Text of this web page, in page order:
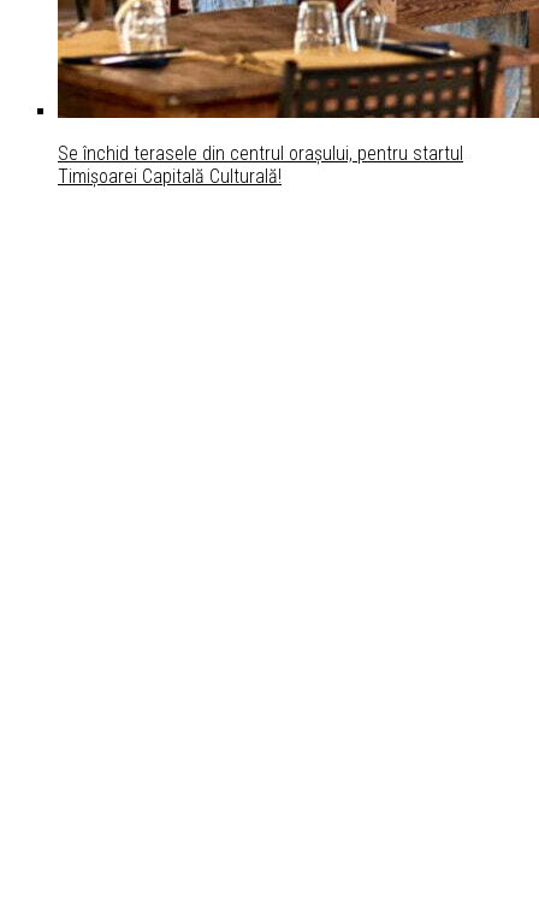
Se închid terasele din centrul oraşului, pentru startul
Timişoarei Capitală Culturală!